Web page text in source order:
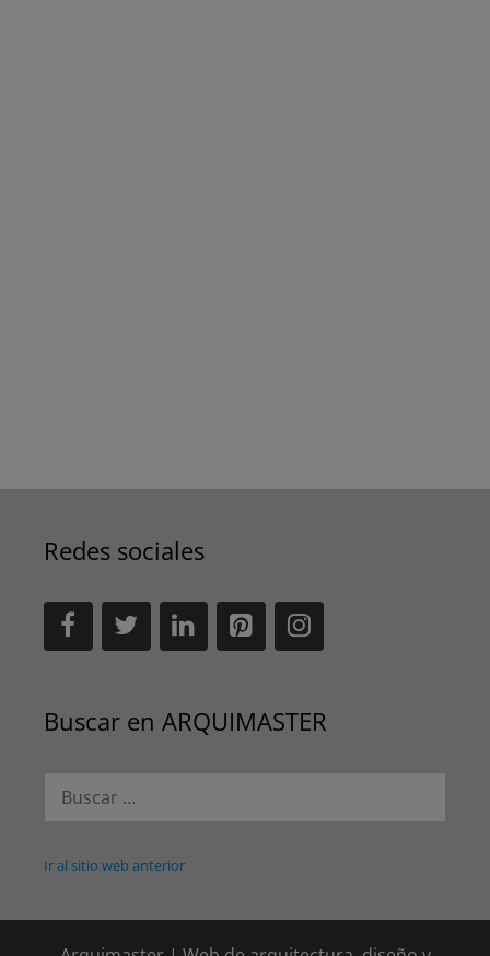
Redes sociales
Buscar en ARQUIMASTER
Ir al sitio web anterior